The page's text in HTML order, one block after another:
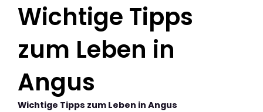
Wichtige Tipps
zum Leben in
Angus
Wichtige Tipps zum Leben in Angus